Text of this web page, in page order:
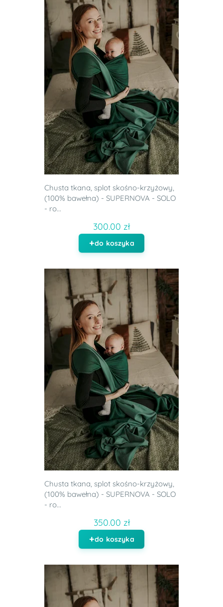
Chusta tkana, splot skośno-krzyżowy,
(100% bawełna) - SUPERNOVA - SOLO
- ro...
300.00 zł
do koszyka
Chusta tkana, splot skośno-krzyżowy,
(100% bawełna) - SUPERNOVA - SOLO
- ro...
350.00 zł
do koszyka